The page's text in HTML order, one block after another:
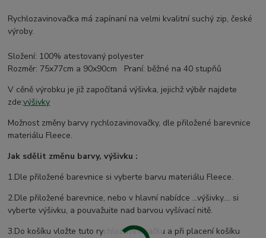
Rychlozavinovačka má zapínaní na velmi kvalitní suchý zip, české
výroby.
Složení: 100% atestovaný polyester
Rozměr: 75x77cm a 90x90cm Praní: běžné na 40 stupňů
V cěně výrobku je již započítaná výšivka, jejichž výběr najdete
zde:výšivky
Možnost změny barvy rychlozavinovačky, dle přiložené barevnice
materiálu Fleece.
Jak sdělit změnu barvy, výšivku :
1.Dle přiložené barevnice si vyberte barvu materiálu Fleece.
2.Dle přiložené barevnice, nebo v hlavní nabídce ...výšivky.... si
vyberte výšivku, a pouvažujte nad barvou vyšívací nitě.
3.Do košíku vložte tuto rychlozavinovačku a při placení košíku